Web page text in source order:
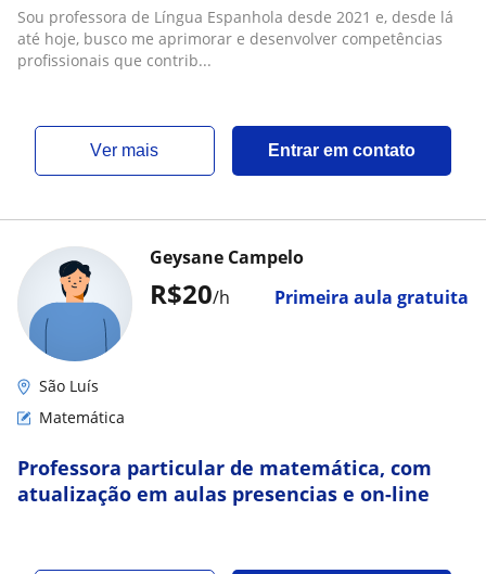
Sou professora de Língua Espanhola desde 2021 e, desde lá
até hoje, busco me aprimorar e desenvolver competências
profissionais que contrib...
ver mais Entrar em contato
R$20/h Primeira aula gratuita
Geysane Campelo
São Luís
Matemática
Professora particular de matemática, com
atualização em aulas presencias e on-line